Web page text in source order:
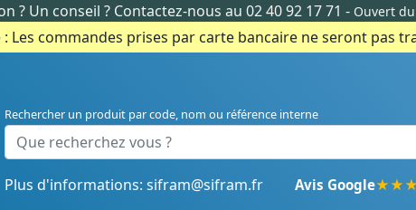
? Un conseil ?Contactez-nous au 02 40 92 17 71 - Ouvert
: Les commandes prises par carte bancaire ne seront pas
Rechercher un produit par code, nom ou référence interne
Plus d'informations: sifram@sifram.fr Avis Google★★★